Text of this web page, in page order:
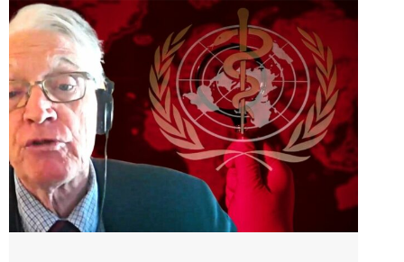
POSIZIONE
AL
VERTICE,
MENTRE
IL
WEF
CERCA
DIVENTARE